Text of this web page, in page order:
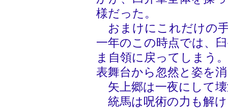
様だった。
おまけにこれだけの
一年のこの時点では、
ま自領に戻ってしまう
表舞台から忽然と姿を
矢上郷は一夜にして
統馬は呪術の力も解